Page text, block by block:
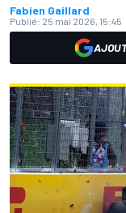
Fabien Gaillard
Publié: 25 mai 2026, 15:45